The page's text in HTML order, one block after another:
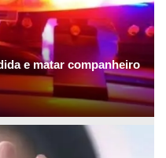
e matar companheiro